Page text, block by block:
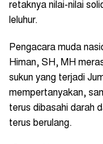
retaknya nilai-nilai
leluhur.
Pengacara muda
Himan, SH, MH
sukun yang terjadi
mempertanyakan,
terus dibasahi darah
terus berulang.